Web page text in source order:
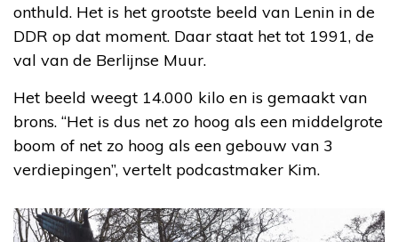
onthuld. Het is het grootste beeld van Lenin in de
DDR op dat moment. Daar staat het tot 1991, de
val van de Berlijnse Muur.
Het beeld weegt 14.000 kilo en is gemaakt van
brons. “Het is dus net zo hoog als een middelgrote
boom of net zo hoog als een gebouw van 3
verdiepingen”, vertelt podcastmaker Kim.